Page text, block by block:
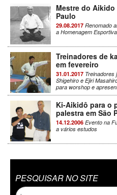
Mestre do Aikido
Paulo
29.08.2017 Renomado
a Homenagem
Treinadores de
em fevereiro
31.01.2017 Treinadores
Shigehiro e Ejiri
para worshop e
Ki-Aikidô para o
palestra em São
14.12.2006 Evento na
a vários estudos
PESQUISAR NO SITE